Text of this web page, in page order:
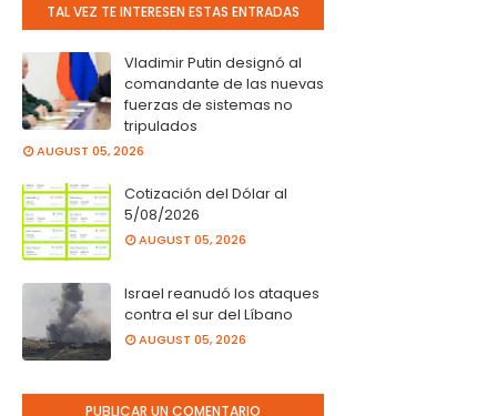
TAL VEZ TE INTERESEN ESTAS ENTRADAS
Vladimir Putin designó al
comandante de las nuevas
fuerzas de sistemas no
tripulados
AUGUST 05, 2026
Cotización del Dólar al
5/08/2026
AUGUST 05, 2026
Israel reanudó los ataques
contra el sur del Líbano
AUGUST 05, 2026
PUBLICAR UN COMENTARIO